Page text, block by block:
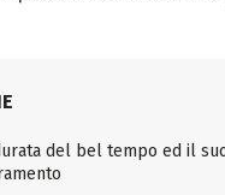
del bel tempo ed il